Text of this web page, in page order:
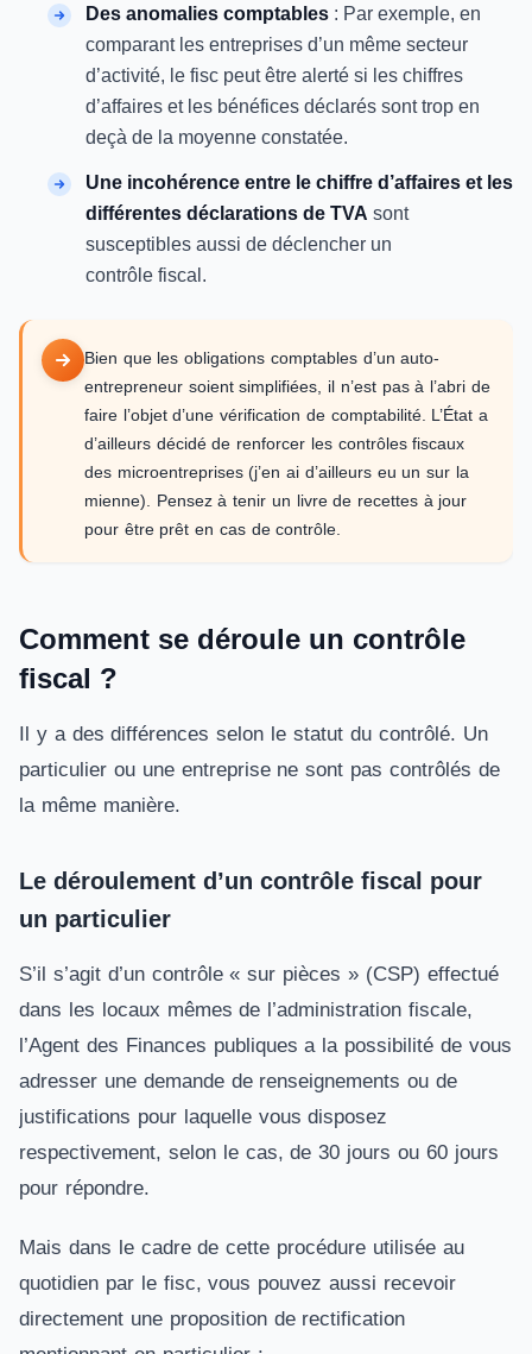
Des anomalies comptables : Par exemple, en
comparant les entreprises d’un même secteur
d’activité, le fisc peut être alerté si les chiffres
d’affaires et les bénéfices déclarés sont trop en
deçà de la moyenne constatée.
Une incohérence entre le chiffre d’affaires et les
différentes déclarations de TVA sont
susceptibles aussi de déclencher un
contrôle fiscal.
Bien que les obligations comptables d’un auto-
entrepreneur soient simplifiées, il n’est pas à l’abri de
faire l’objet d’une vérification de comptabilité. L’État a
d’ailleurs décidé de renforcer les contrôles fiscaux
des microentreprises (j’en ai d’ailleurs eu un sur la
mienne). Pensez à tenir un livre de recettes à jour
pour être prêt en cas de contrôle.
Comment se déroule un contrôle
fiscal ?
Il y a des différences selon le statut du contrôlé. Un
particulier ou une entreprise ne sont pas contrôlés de
la même manière.
Le déroulement d’un contrôle fiscal pour
un particulier
S’il s’agit d’un contrôle « sur pièces » (CSP) effectué
dans les locaux mêmes de l’administration fiscale,
l’Agent des Finances publiques a la possibilité de vous
adresser une demande de renseignements ou de
justifications pour laquelle vous disposez
respectivement, selon le cas, de 30 jours ou 60 jours
pour répondre.
Mais dans le cadre de cette procédure utilisée au
quotidien par le fisc, vous pouvez aussi recevoir
directement une proposition de rectification